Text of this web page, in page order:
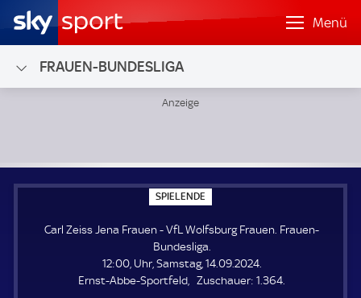
Menü
FRAUEN-BUNDESLIGA
SPIELENDE
P
E
E
N
E
Carl Zeiss Jena Frauen - VfL Wolfsburg Frauen. Frauen-
Bundesliga.
12:00, Uhr, Samstag, 14.09.2024.
Ernst-Abbe-Sportfeld
Zuschauer: Z1.364.